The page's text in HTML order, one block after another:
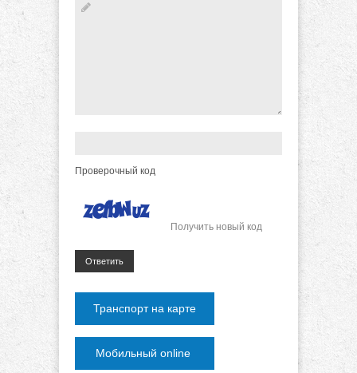
Проверочный код
Получить новый код
Ответить
Транспорт на карте
Мобильный online